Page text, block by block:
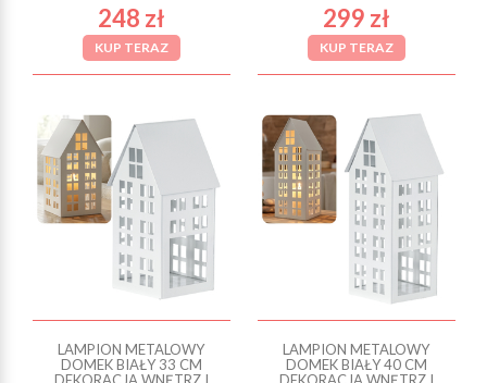
248 zł
KUP TERAZ
299 zł
KUP TERAZ
LAMPION METALOWY
DOMEK BIAŁY 33 CM
LAMPION METALOWY
DOMEK BIAŁY 40 CM